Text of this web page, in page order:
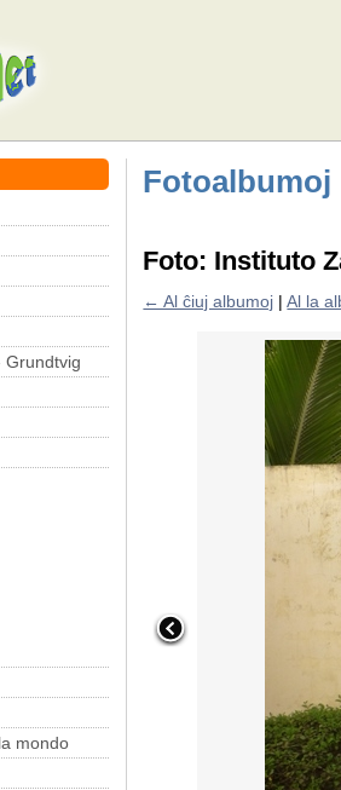
Grundtvig
mondo
Fotoalbumoj
Foto: Instituto
← Al ĉiuj albumoj |Al la